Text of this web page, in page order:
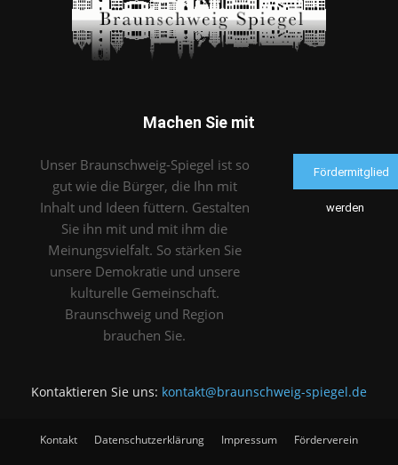
Machen Sie mit
Unser Braunschweig-Spiegel ist so
gut wie die Bürger, die Ihn mit
Inhalt und Ideen füttern. Gestalten
Sie ihn mit und mit ihm die
Meinungsvielfalt. So stärken Sie
unsere Demokratie und unsere
kulturelle Gemeinschaft.
Braunschweig und Region
brauchen Sie.
Fördermitglied
werden
Kontaktieren Sie uns: kontakt@braunschweig-spiegel.de
Kontakt Datenschutzerklärung Impressum Förderverein